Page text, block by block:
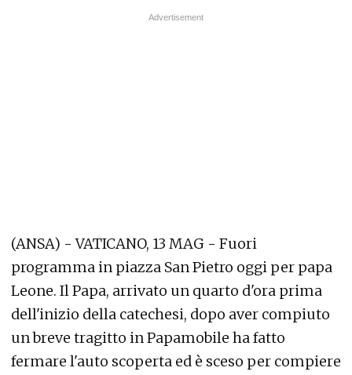
(ANSA) - VATICANO, 13 MAG - Fuori
programma in piazza San Pietro oggi per papa
Leone. Il Papa, arrivato un quarto d'ora prima
dell'inizio della catechesi, dopo aver compiuto
un breve tragitto in Papamobile ha fatto
fermare l'auto scoperta ed è sceso per compiere